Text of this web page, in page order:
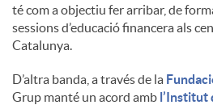
t
s
té com a objectiu fer arribar, de
sessions d’educació financera als
Catalunya.
D’altra banda, a través de la
Grup manté un acord amb l’Institut